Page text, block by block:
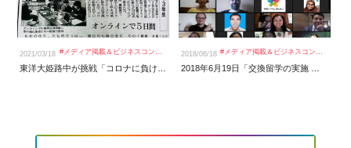
2021/03/18 #メディア掲載＆ビジネスコンテスト
東洋大姫路中が挑戦「コロナに負けずオンラインで国際交流」朝日新聞で掲載いただきました！
2018/06/18 #メディア掲載＆ビジネスコンテスト
2018年6月19日「交換留学の実施 議論してきた仲間に出会い感動」じゃかるた新聞で掲載